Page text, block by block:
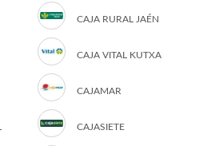
CAJA RURAL JAÉN
CAJA VITAL KUTXA
CAJAMAR
CAJASIETE